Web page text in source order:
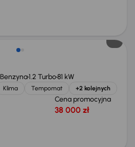
Benzyna1.2 Turbo81 kW
Klima Tempomat +2 kolejnych
Cena promocyjna
38 000 zł